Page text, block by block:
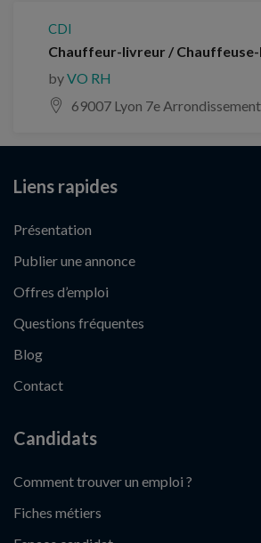
CDI
Chauffeur-livreur / Chauffeuse-
byVO RH
69007 Lyon 7e Arrondissement
Liens rapides
Présentation
Publier une annonce
Offres d’emploi
Questions fréquentes
Blog
Contact
Candidats
Comment trouver un emploi ?
Fiches métiers